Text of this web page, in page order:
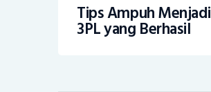
Tips Ampuh Menjadi
3PL yang Berhasil